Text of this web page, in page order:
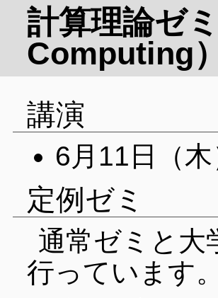
計算理論ゼ
Computing）
講演
6月11日（木
定例ゼミ
通常ゼミと大
行っています。